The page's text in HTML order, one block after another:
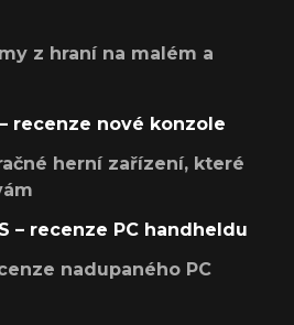
z hraní na malém a
recenze nové konzole
herní zařízení, které
– recenze PC handheldu
nadupaného PC